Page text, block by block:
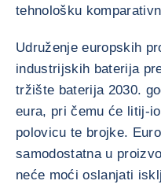
tehnološku
Udruženje europskih
industrijskih baterija
tržište baterija 2030.
eura, pri čemu će litij-
polovicu te brojke.
samodostatna u
neće moći oslanjati